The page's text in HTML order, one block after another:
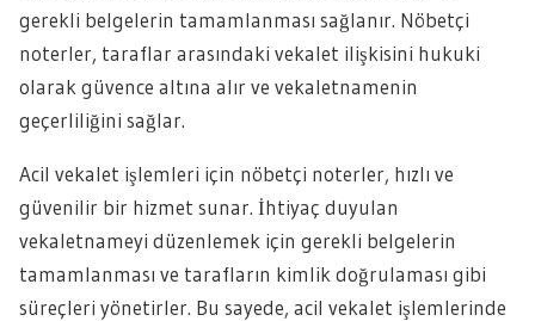
gerekli belgelerin tamamlanması sağlanır. Nöbetçi
noterler, taraflar arasındaki vekalet ilişkisini hukuki
olarak güvence altına alır ve vekaletnamenin
geçerliliğini sağlar.
Acil vekalet işlemleri için nöbetçi noterler, hızlı ve
güvenilir bir hizmet sunar. İhtiyaç duyulan
vekaletnameyi düzenlemek için gerekli belgelerin
tamamlanması ve tarafların kimlik doğrulaması gibi
süreçleri yönetirler. Bu sayede, acil vekalet işlemlerinde